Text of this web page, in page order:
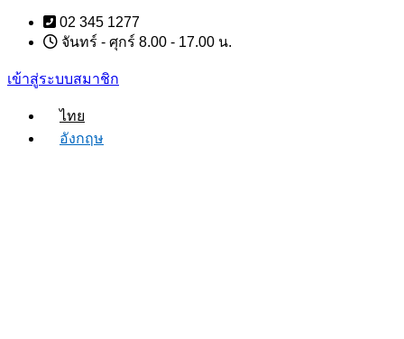
Skip
content
02 345 1277
จันทร์ - ศุกร์ 8.00 - 17.00 น.
เข้าสู่ระบบสมาชิก
ไทย
อังกฤษ